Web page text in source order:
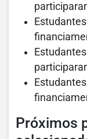
Próximos